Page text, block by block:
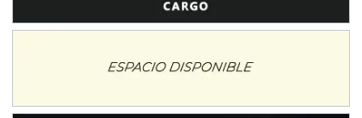
PATAGONICO - F6
Humboldt (Santa Fe)